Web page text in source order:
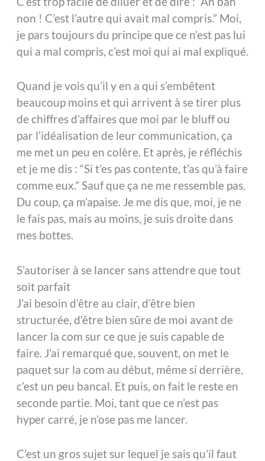
non ! C’est l’autre qui avait mal compris.” Moi,
je pars toujours du principe que ce n’est pas lui
qui a mal compris, c’est moi qui ai mal expliqué.
Quand je vois qu’il y en a qui s’embêtent
beaucoup moins et qui arrivent à se tirer plus
de chiffres d’affaires que moi par le bluff ou
par l’idéalisation de leur communication, ça
me met un peu en colère. Et après, je réfléchis
et je me dis : “Si t’es pas contente, t’as qu’à faire
comme eux.” Sauf que ça ne me ressemble pas.
Du coup, ça m’apaise. Je me dis que, moi, je ne
le fais pas, mais au moins, je suis droite dans
mes bottes.
S’autoriser à se lancer sans attendre que tout
soit parfait
J’ai besoin d’être au clair, d’être bien
structurée, d’être bien sûre de moi avant de
lancer la com sur ce que je suis capable de
faire. J’ai remarqué que, souvent, on met le
paquet sur la com au début, même si derrière,
c’est un peu bancal. Et puis, on fait le reste en
seconde partie. Moi, tant que ce n’est pas
hyper carré, je n’ose pas me lancer.
C’est un gros sujet sur lequel je sais qu’il faut